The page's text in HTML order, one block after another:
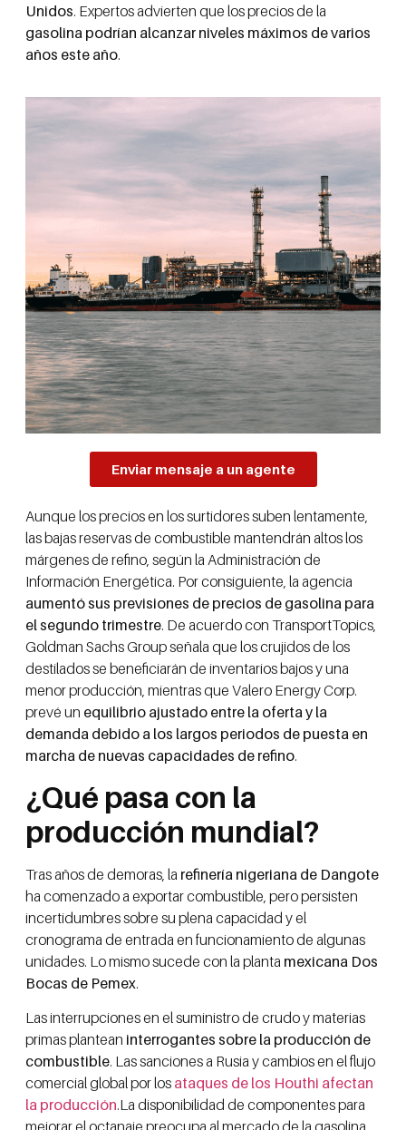
Unidos. Expertos advierten que los precios de la
gasolina podrían alcanzar niveles máximos de varios
años este año.
Enviar mensaje a un agente
Aunque los precios en los surtidores suben lentamente,
las bajas reservas de combustible mantendrán altos los
márgenes de refino, según la Administración de
Información Energética. Por consiguiente, la agencia
aumentó sus previsiones de precios de gasolina para
el segundo trimestre. De acuerdo con TransportTopics,
Goldman Sachs Group señala que los crujidos de los
destilados se beneficiarán de inventarios bajos y una
menor producción, mientras que Valero Energy Corp.
prevé un equilibrio ajustado entre la oferta y la
demanda debido a los largos periodos de puesta en
marcha de nuevas capacidades de refino.
¿Qué pasa con la
producción mundial?
Tras años de demoras, la refinería nigeriana de Dangote
ha comenzado a exportar combustible, pero persisten
incertidumbres sobre su plena capacidad y el
cronograma de entrada en funcionamiento de algunas
unidades. Lo mismo sucede con la planta mexicana Dos
Bocas de Pemex.
Las interrupciones en el suministro de crudo y materias
primas plantean interrogantes sobre la producción de
combustible. Las sanciones a Rusia y cambios en el flujo
comercial global por los ataques de los Houthi afectan
la producción.La disponibilidad de componentes para